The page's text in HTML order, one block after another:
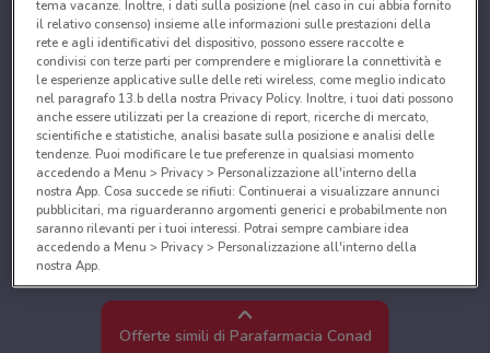
Offerte simili di Parafarmacia Conad
tema vacanze. Inoltre, i dati sulla posizione (nel caso in cui abbia fornito
il relativo consenso) insieme alle informazioni sulle prestazioni della
rete e agli identificativi del dispositivo, possono essere raccolte e
condivisi con terze parti per comprendere e migliorare la connettività e
le esperienze applicative sulle delle reti wireless, come meglio indicato
nel paragrafo 13.b della nostra Privacy Policy. Inoltre, i tuoi dati possono
anche essere utilizzati per la creazione di report, ricerche di mercato,
scientifiche e statistiche, analisi basate sulla posizione e analisi delle
tendenze. Puoi modificare le tue preferenze in qualsiasi momento
accedendo a Menu > Privacy > Personalizzazione all'interno della
nostra App. Cosa succede se rifiuti: Continuerai a visualizzare annunci
pubblicitari, ma riguarderanno argomenti generici e probabilmente non
saranno rilevanti per i tuoi interessi. Potrai sempre cambiare idea
accedendo a Menu > Privacy > Personalizzazione all'interno della
nostra App.
Noi e i nostri partner trattiamo i dati per fornire:
Utilizzare dati di geolocalizzazione precisi. Scansione attiva delle
caratteristiche del dispositivo ai fini dell’identificazione. Archiviare